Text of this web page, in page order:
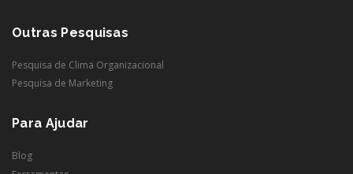
Outras Pesquisas
Pesquisa de Clima Organizacional
Pesquisa de Marketing
Para Ajudar
Blog